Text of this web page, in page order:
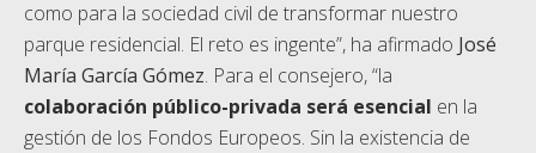
como para la sociedad civil de transformar nuestro
parque residencial. El reto es ingente”, ha afirmado José
María García Gómez. Para el consejero, “la
colaboración público-privada será esencial en la
gestión de los Fondos Europeos. Sin la existencia de